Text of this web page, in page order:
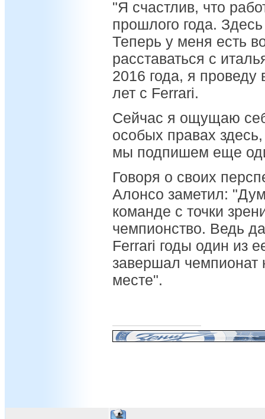
"Я счастлив, что
прошлого года.
Теперь у меня есть
расставаться с
2016 года, я
лет с Ferrari.
Сейчас я ощущаю
особых правах
мы подпишем еще
Говоря о своих
Алонсо заметил:
команде с точки
чемпионство. Ведь
Ferrari годы один из
завершал чемпионат
месте".